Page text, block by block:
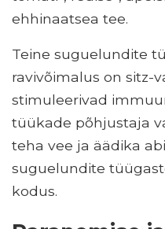
ehhinaatsea tee.
Teine suguelundite
ravivõimalus on sitz-
stimuleerivad
tüükade põhjustaja
teha vee ja äädika
suguelundite
kodus.